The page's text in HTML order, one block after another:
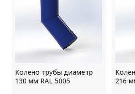
Колено трубы диаметр
130 мм RAL 5005
216